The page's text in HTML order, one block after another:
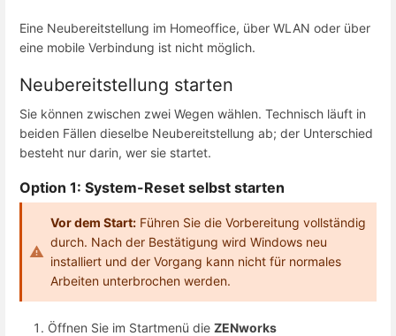
Eine Neubereitstellung im Homeoffice, über WLAN oder über
eine mobile Verbindung ist nicht möglich.
Neubereitstellung starten
Sie können zwischen zwei Wegen wählen. Technisch läuft in
beiden Fällen dieselbe Neubereitstellung ab; der Unterschied
besteht nur darin, wer sie startet.
Option 1: System-Reset selbst starten
Vor dem Start: Führen Sie die Vorbereitung vollständig
durch. Nach der Bestätigung wird Windows neu
installiert und der Vorgang kann nicht für normales
Arbeiten unterbrochen werden.
Öffnen Sie im Startmenü die ZENworks